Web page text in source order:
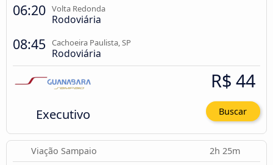
06:20 Volta Redonda
Rodoviária
08:45 Cachoeira Paulista, SP
Rodoviária
Executivo
R$ 44
Buscar
Viação Sampaio 2h 25m